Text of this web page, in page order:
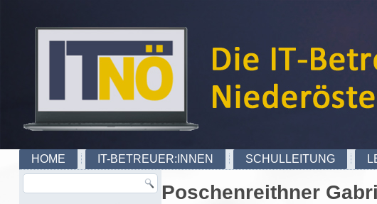
HOME IT-BETREUER:INNEN SCHULLEITUNG
Poschenreithner